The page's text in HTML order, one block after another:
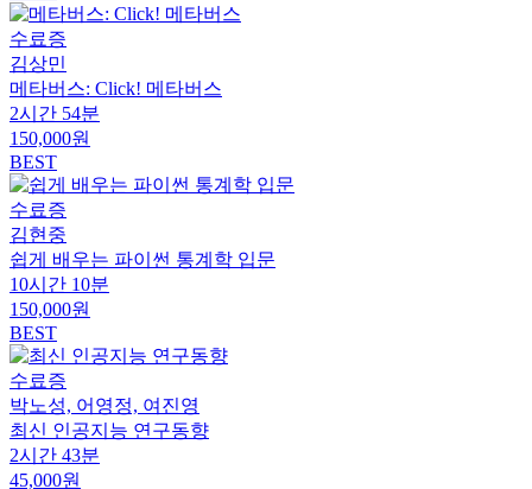
수료증
김상민
메타버스: Click! 메타버스
2시간 54분
150,000원
BEST
수료증
김현중
쉽게 배우는 파이썬 통계학 입문
10시간 10분
150,000원
BEST
수료증
박노성, 어영정, 여진영
최신 인공지능 연구동향
2시간 43분
45,000원